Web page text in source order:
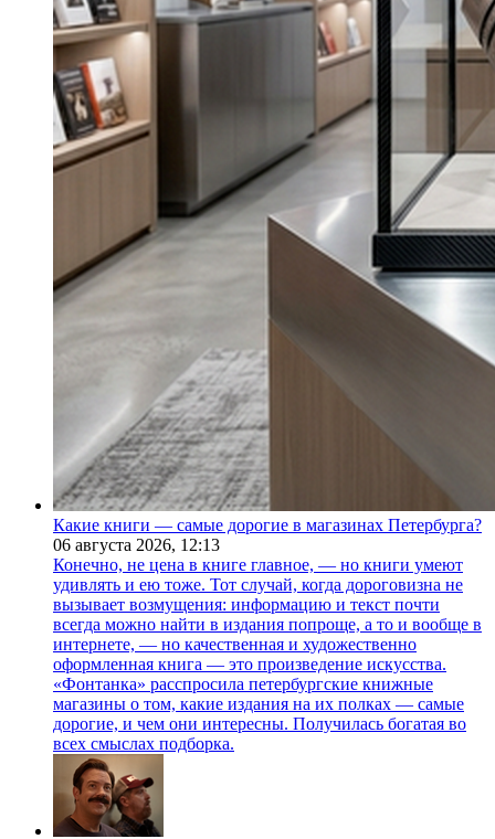
Какие книги — самые дорогие в магазинах Петербурга?
06 августа 2026, 12:13
Конечно, не цена в книге главное, — но книги умеют
удивлять и ею тоже. Тот случай, когда дороговизна не
вызывает возмущения: информацию и текст почти
всегда можно найти в издания попроще, а то и вообще в
интернете, — но качественная и художественно
оформленная книга — это произведение искусства.
«Фонтанка» расспросила петербургские книжные
магазины о том, какие издания на их полках — самые
дорогие, и чем они интересны. Получилась богатая во
всех смыслах подборка.